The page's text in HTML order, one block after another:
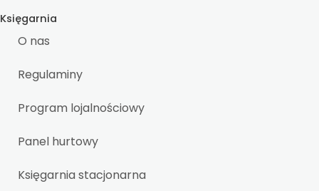
Księgarnia
O nas
Regulaminy
Program lojalnościowy
Panel hurtowy
Księgarnia stacjonarna